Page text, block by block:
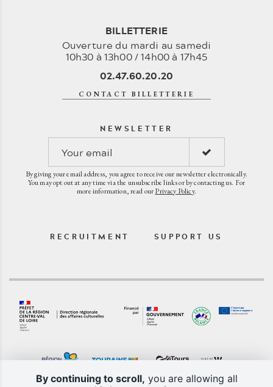
BILLETTERIE
Ouverture du mardi au samedi
10h30 à 13h00 / 14h00 à 17h45
02.47.60.20.20
CONTACT BILLETTERIE
NEWSLETTER
By giving your email address, you agree to receive our newsletter electronically.
You may opt out at any time via the unsubscribe links or by contacting us. For
more information, read ourPrivacy Policy.
RECRUITMENT SUPPORT US
By continuing to scroll, you are allowing all